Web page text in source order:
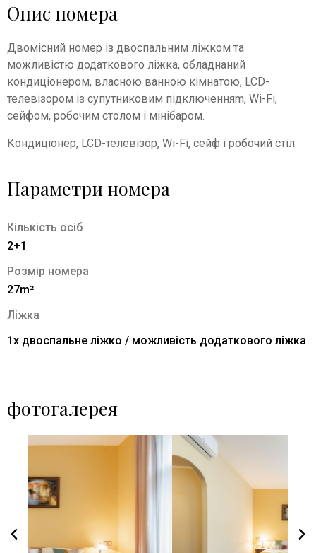
Опис номера
Двомісний номер із двоспальним ліжком та
можливістю додаткового ліжка, обладнаний
кондиціонером, власною ванною кімнатою, LCD-
телевізором із супутниковим підключенняm, Wi-Fi,
сейфом, робочим столом і мінібаром.
Кондиціонер, LCD-телевізор, Wi-Fi, сейф і робочий стіл.
Параметри номера
Кількість осіб
2+1
Розмір номера
27m²
Ліжка
1x двоспальне ліжко / можливість додаткового ліжка
фотогалерея